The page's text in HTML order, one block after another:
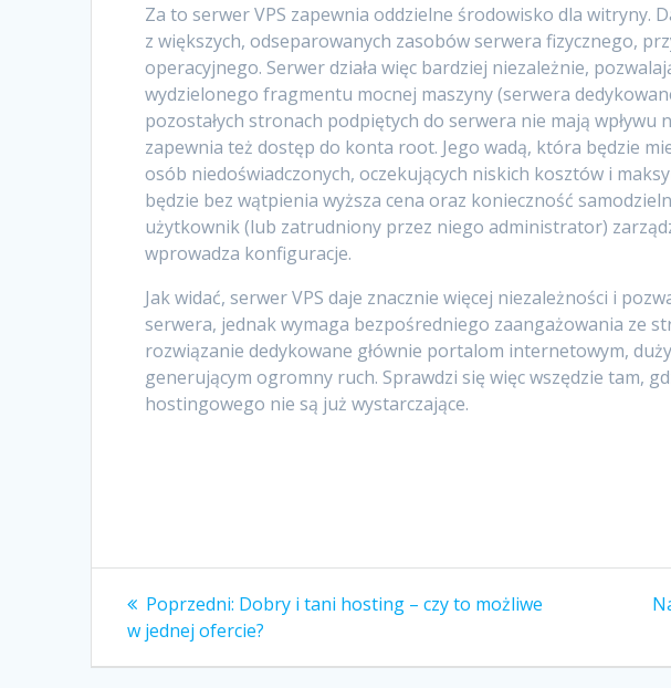
Za to serwer VPS zapewnia oddzielne środowisko dla witryny.
z większych, odseparowanych zasobów serwera fizycznego,
operacyjnego. Serwer działa więc bardziej niezależnie,
wydzielonego fragmentu mocnej maszyny (serwera
pozostałych stronach podpiętych do serwera nie mają wpływu
zapewnia też dostęp do konta root. Jego wadą, która będzie
osób niedoświadczonych, oczekujących niskich kosztów i
będzie bez wątpienia wyższa cena oraz konieczność
użytkownik (lub zatrudniony przez niego administrator)
wprowadza konfiguracje.
Jak widać, serwer VPS daje znacznie więcej niezależności i
serwera, jednak wymaga bezpośredniego zaangażowania ze
rozwiązanie dedykowane głównie portalom internetowym,
generującym ogromny ruch. Sprawdzi się więc wszędzie tam,
hostingowego nie są już wystarczające.
Nawigacja
wpisu
Poprzedni: Poprzedni
wpis:
Dobry i tani hosting – czy to możliwe
w jednej ofercie?